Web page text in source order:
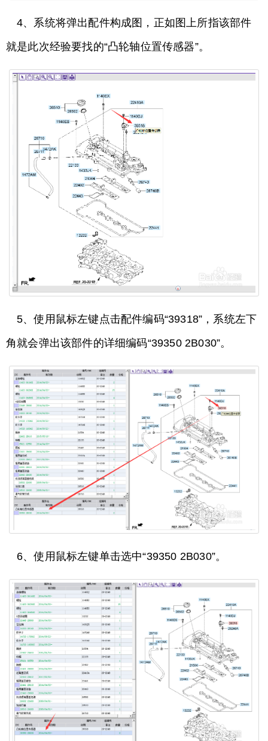
4、系统将弹出配件构成图，正如图上所指该部件
就是此次经验要找的“凸轮轴位置传感器”。
5、使用鼠标左键点击配件编码“39318”，系统左下
角就会弹出该部件的详细编码“39350 2B030”。
6、使用鼠标左键单击选中“39350 2B030”。